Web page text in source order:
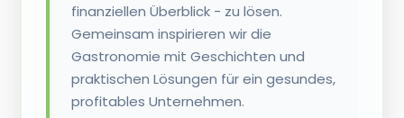
finanziellen Überblick - zu lösen.
Gemeinsam inspirieren wir die
Gastronomie mit Geschichten und
praktischen Lösungen für ein gesundes,
profitables Unternehmen.